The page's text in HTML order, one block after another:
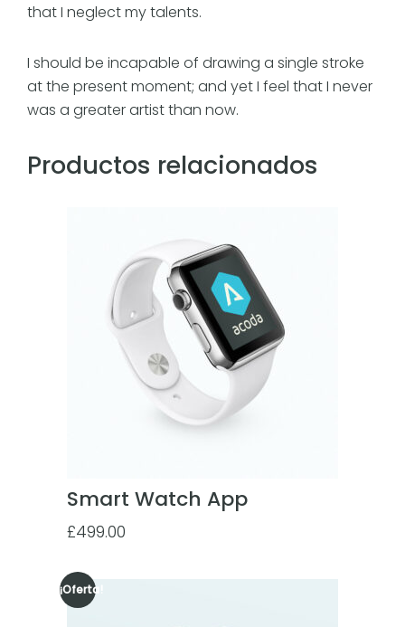
that I neglect my talents.
I should be incapable of drawing a single stroke
at the present moment; and yet I feel that I never
was a greater artist than now.
Productos relacionados
Smart Watch App
£499.00
¡Oferta!